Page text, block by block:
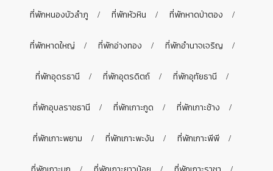
ที่พักหนองบัวลำภู ที่พักหัวหิน ที่พักหาดป่าตอง
ที่พักหาดใหญ่ ที่พักอ่างทอง ที่พักอำนาจเจริญ
ที่พักอุดรธานี ที่พักอุตรดิตถ์ ที่พักอุทัยธานี
ที่พักอุบลราชธานี ที่พักเกาะกูด ที่พักเกาะช้าง
ที่พักเกาะพยาม ที่พักเกาะพะงัน ที่พักเกาะพีพี